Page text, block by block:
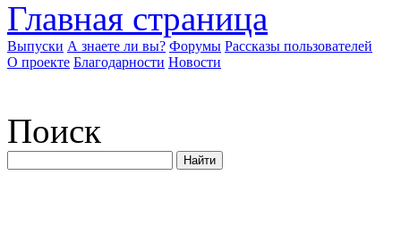
Главная страница
Выпуски А знаете ли вы? Форумы Рассказы пользователей
О проекте Благодарности Новости
Поиск
Найти